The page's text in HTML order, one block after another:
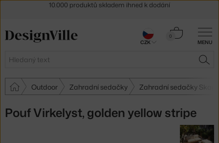
MENU
Hledat
0
Košík
Outdoor Zahradní sedačky Zahradní sedačky
Pouf Virkelyst, golden yellow stripe
30 dní na vrácení zboží
CZK